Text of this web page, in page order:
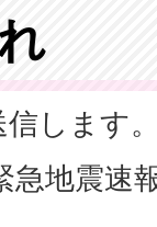
します
急地震速